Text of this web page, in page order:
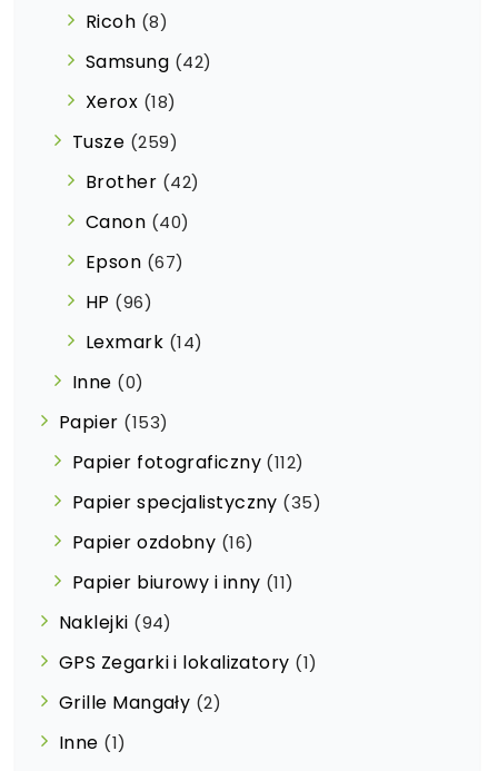
Ricoh (8)
Samsung (42)
Xerox (18)
Tusze (259)
Brother (42)
Canon (40)
Epson (67)
HP (96)
Lexmark (14)
Inne (0)
Papier (153)
Papier fotograficzny (112)
Papier specjalistyczny (35)
Papier ozdobny (16)
Papier biurowy i inny (11)
Naklejki (94)
GPS Zegarki i lokalizatory (1)
Grille Mangały (2)
Inne (1)